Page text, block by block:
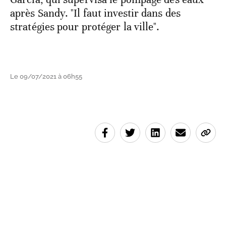
après Sandy. "Il faut investir dans des
stratégies pour protéger la ville".
Le 09/07/2021 à 06h55